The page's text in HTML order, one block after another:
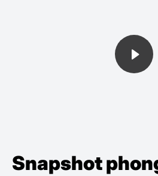
Snapshot